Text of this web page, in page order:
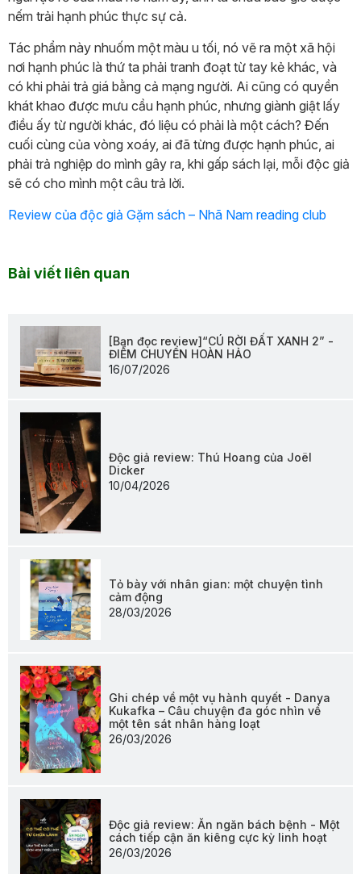
nếm trải hạnh phúc thực sự cả.
Tác phẩm này nhuốm một màu u tối, nó vẽ ra một xã hội
nơi hạnh phúc là thứ ta phải tranh đoạt từ tay kẻ khác, và
có khi phải trả giá bằng cả mạng người. Ai cũng có quyền
khát khao được mưu cầu hạnh phúc, nhưng giành giật lấy
điều ấy từ người khác, đó liệu có phải là một cách? Đến
cuối cùng của vòng xoáy, ai đã từng được hạnh phúc, ai
phải trả nghiệp do mình gây ra, khi gấp sách lại, mỗi độc giả
sẽ có cho mình một câu trả lời.
Review của độc giả Gặm sách – Nhã Nam reading club
Bài viết liên quan
[Bạn đọc review]“CÚ RỜI ĐẤT XANH 2” -
ĐIỂM CHUYỂN HOÀN HẢO
16/07/2026
Độc giả review: Thú Hoang của Joël
Dicker
10/04/2026
Tỏ bày với nhân gian: một chuyện tình
cảm động
28/03/2026
Ghi chép về một vụ hành quyết - Danya
Kukafka – Câu chuyện đa góc nhìn về
một tên sát nhân hàng loạt
26/03/2026
Độc giả review: Ăn ngăn bách bệnh - Một
cách tiếp cận ăn kiêng cực kỳ linh hoạt
26/03/2026